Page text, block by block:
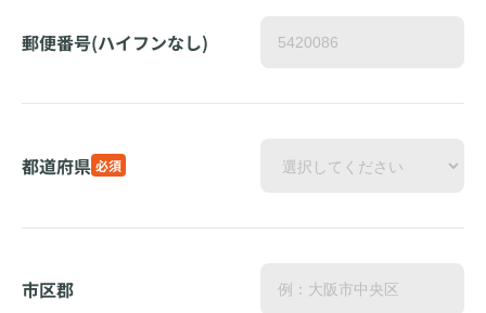
郵便番号(ハイフンなし)
都道府県 必須
市区郡